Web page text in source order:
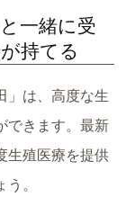
一緒に受
持てる
」は、高度な生
できます。最新
生殖医療を提供
。